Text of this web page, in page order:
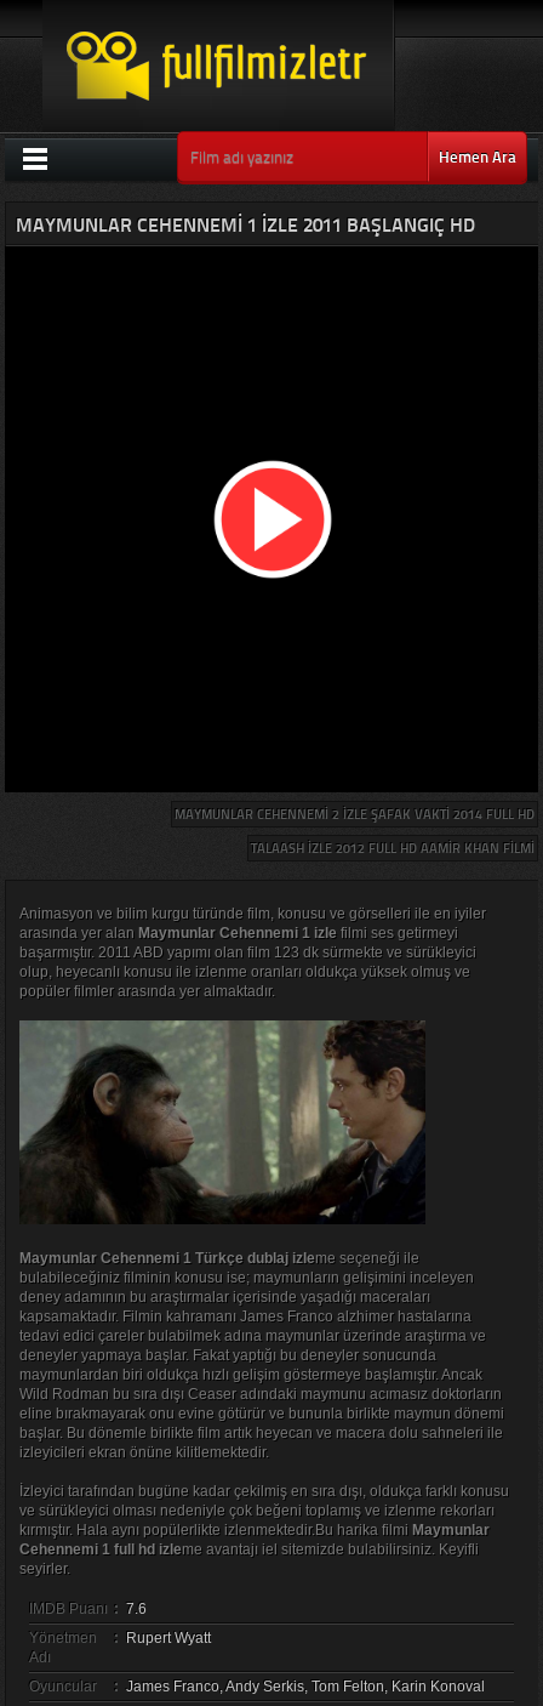
Hemen Ara
MAYMUNLAR CEHENNEMI 1 IZLE 2011 BAŞLANGIÇ HD
MAYMUNLAR CEHENNEMI 2 IZLE ŞAFAK VAKTI 2014 FULL HD
TALAASH IZLE 2012 FULL HD AAMIR KHAN FILMI
Animasyon ve bilim kurgu türünde film, konusu ve görselleri ile en iyiler
arasında yer alan Maymunlar Cehennemi 1 izlefilmi ses getirmeyi
başarmıştır. 2011 ABD yapımı olan film 123 dk sürmekte ve sürükleyici
olup, heyecanlı konusu ile izlenme oranları oldukça yüksek olmuş ve
popüler filmler arasında yer almaktadır.
Maymunlar Cehennemi 1 Türkçe dublaj izleme seçeneği ile
bulabileceğiniz filminin konusu ise; maymunların gelişimini inceleyen
deney adamının bu araştırmalar içerisinde yaşadığı maceraları
kapsamaktadır. Filmin kahramanı James Franco alzhimer hastalarına
tedavi edici çareler bulabilmek adına maymunlar üzerinde araştırma ve
deneyler yapmaya başlar. Fakat yaptığı bu deneyler sonucunda
maymunlardan biri oldukça hızlı gelişim göstermeye başlamıştır. Ancak
Wild Rodman bu sıra dışı Ceaser adındaki maymunu acımasız doktorların
eline bırakmayarak onu evine götürür ve bununla birlikte maymun dönemi
başlar. Bu dönemle birlikte film artık heyecan ve macera dolu sahneleri ile
izleyicileri ekran önüne kilitlemektedir.
İzleyici tarafından bugüne kadar çekilmiş en sıra dışı, oldukça farklı konusu
ve sürükleyici olması nedeniyle çok beğeni toplamış ve izlenme rekorları
kırmıştır. Hala aynı popülerlikte izlenmektedir.Bu harika filmi Maymunlar
Cehennemi 1 full hd izleme avantajı iel sitemizde bulabilirsiniz. Keyifli
seyirler.
IMDB Puanı : 7.6
Yönetmen
Adı
: Rupert Wyatt
Oyuncular : James Franco, Andy Serkis, Tom Felton, Karin Konoval